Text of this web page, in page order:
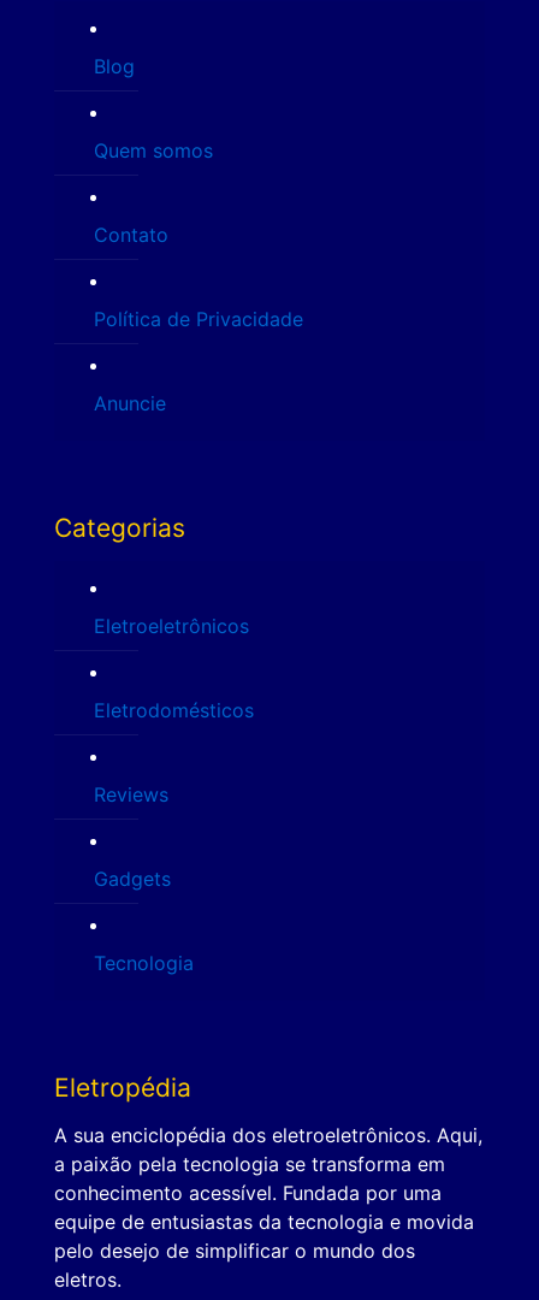
Blog
Quem somos
Contato
Política de Privacidade
Anuncie
Categorias
Eletroeletrônicos
Eletrodomésticos
Reviews
Gadgets
Tecnologia
Eletropédia
A sua enciclopédia dos eletroeletrônicos. Aqui,
a paixão pela tecnologia se transforma em
conhecimento acessível. Fundada por uma
equipe de entusiastas da tecnologia e movida
pelo desejo de simplificar o mundo dos
eletros.